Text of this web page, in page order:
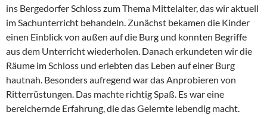
ins Bergedorfer Schloss zum Thema Mittelalter, das wir aktuell
im Sachunterricht behandeln. Zunächst bekamen die Kinder
einen Einblick von außen auf die Burg und konnten Begriffe
aus dem Unterricht wiederholen. Danach erkundeten wir die
Räume im Schloss und erlebten das Leben auf einer Burg
hautnah. Besonders aufregend war das Anprobieren von
Ritterrüstungen. Das machte richtig Spaß. Es war eine
bereichernde Erfahrung, die das Gelernte lebendig macht.